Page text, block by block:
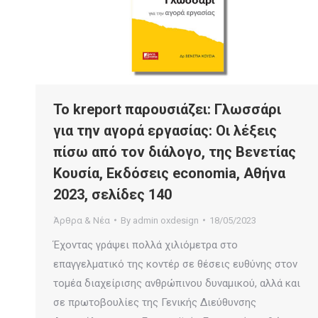
Το kreport παρουσιάζει: Γλωσσάρι
για την αγορά εργασίας: Οι λέξεις
πίσω από τον διάλογο, της Βενετίας
Κουσία, Εκδόσεις economia, Αθήνα
2023, σελίδες 140
Άρθρα & Νέα By admin oxdesign 18/05/2023
Έχοντας γράψει πολλά χιλιόμετρα στο
επαγγελματικό της κοντέρ σε θέσεις ευθύνης στον
τομέα διαχείρισης ανθρώπινου δυναμικού, αλλά και
σε πρωτοβουλίες της Γενικής Διεύθυνσης